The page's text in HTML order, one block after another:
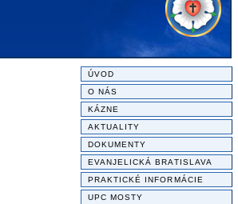
ÚVOD
O NÁS
KÁZNE
AKTUALITY
DOKUMENTY
EVANJELICKÁ BRATISLAVA
PRAKTICKÉ INFORMÁCIE
UPC MOSTY